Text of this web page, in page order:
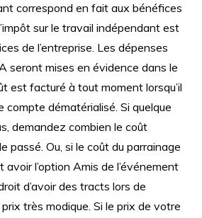
correspond en fait aux bénéfices
sur le travail indépendant est
de l’entreprise. Les dépenses
seront mises en évidence dans le
est facturé à tout moment lorsqu’il
compte dématérialisé. Si quelque
demandez combien le coût
passé. Ou, si le coût du parrainage
l’option Amis de l’événement
d’avoir des tracts lors de
très modique. Si le prix de votre